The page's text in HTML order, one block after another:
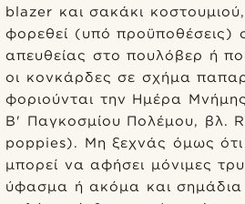
blazer και σακάκι
φορεθεί (υπό προϋποθέσεις)
απευθείας στο πουλόβερ ή
οι κονκάρδες σε σχήμα
φοριούνται την Ημέρα
Β' Παγκοσμίου Πολέμου, βλ.
poppies). Μη ξεχνάς όμως
μπορεί να αφήσει μόνιμες
ύφασμα ή ακόμα και σημάδια